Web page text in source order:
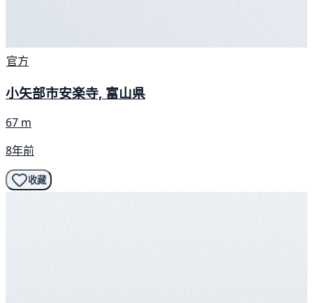
官方
小矢部市安楽寺, 富山県
67 m
8年前
收藏